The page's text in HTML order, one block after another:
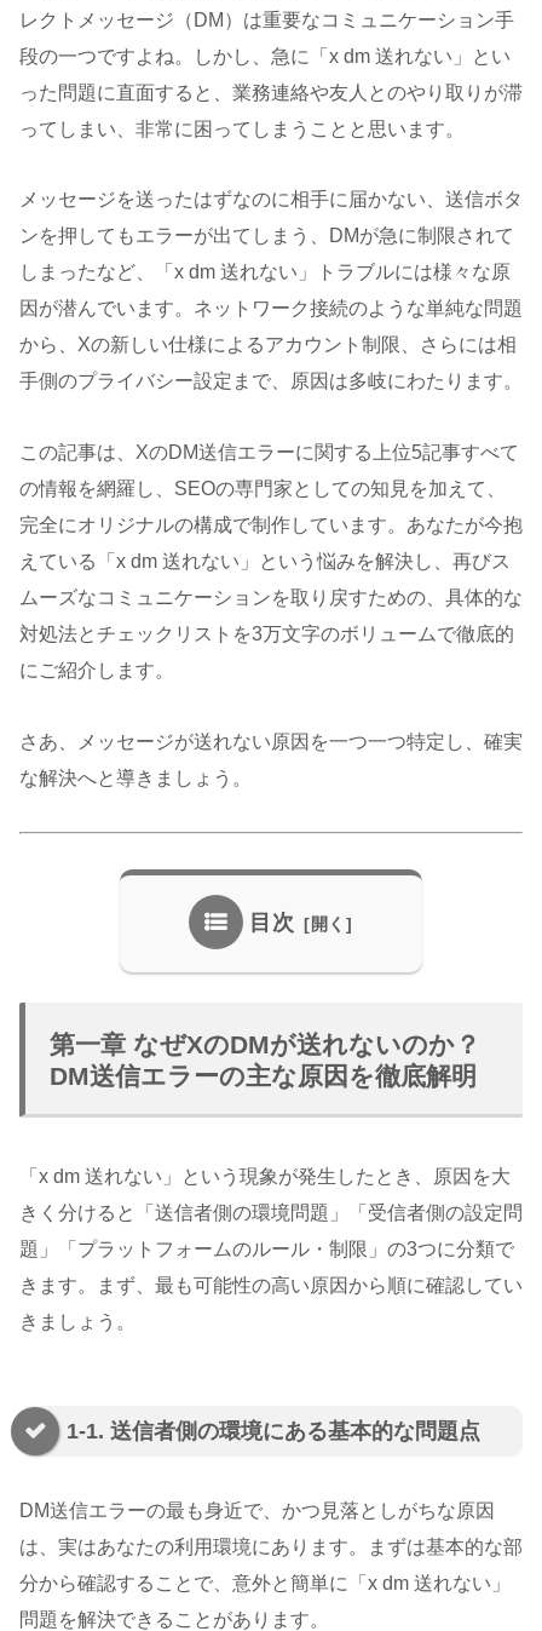
レクトメッセージ（DM）は重要なコミュニケーション手
段の一つですよね。しかし、急に「x dm 送れない」とい
った問題に直面すると、業務連絡や友人とのやり取りが滞
ってしまい、非常に困ってしまうことと思います。
メッセージを送ったはずなのに相手に届かない、送信ボタ
ンを押してもエラーが出てしまう、DMが急に制限されて
しまったなど、「x dm 送れない」トラブルには様々な原
因が潜んでいます。ネットワーク接続のような単純な問題
から、Xの新しい仕様によるアカウント制限、さらには相
手側のプライバシー設定まで、原因は多岐にわたります。
この記事は、XのDM送信エラーに関する上位5記事すべて
の情報を網羅し、SEOの専門家としての知見を加えて、
完全にオリジナルの構成で制作しています。あなたが今抱
えている「x dm 送れない」という悩みを解決し、再びス
ムーズなコミュニケーションを取り戻すための、具体的な
対処法とチェックリストを3万文字のボリュームで徹底的
にご紹介します。
さあ、メッセージが送れない原因を一つ一つ特定し、確実
な解決へと導きましょう。
目次
第一章 なぜXのDMが送れないのか？
DM送信エラーの主な原因を徹底解明
「x dm 送れない」という現象が発生したとき、原因を大
きく分けると「送信者側の環境問題」「受信者側の設定問
題」「プラットフォームのルール・制限」の3つに分類で
きます。まず、最も可能性の高い原因から順に確認してい
きましょう。
1-1. 送信者側の環境にある基本的な問題点
DM送信エラーの最も身近で、かつ見落としがちな原因
は、実はあなたの利用環境にあります。まずは基本的な部
分から確認することで、意外と簡単に「x dm 送れない」
問題を解決できることがあります。